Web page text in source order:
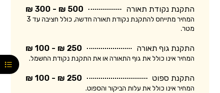
התקנת נקודת תאורה 500 ₪ - 300 ₪
המחיר מתייחס להתקנת נקודת תאורה חדשה, כולל חציבה עד 3
מטר.
התקנת גוף תאורה 250 ₪ - 100 ₪
המחיר אינו כולל את גוף התאורה או את התקנת נקודת החשמל.
התקנת ספוט 250 ₪ - 100 ₪
המחיר אינו כולל את עלות הביקור והספוט.